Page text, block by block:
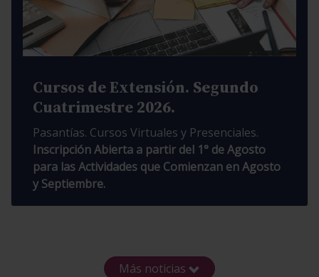
Cursos de Extensión. Segundo
Cuatrimestre 2026.
Pasantías. Cursos Virtuales y Presenciales.
Inscripción Abierta a partir del 1° de Agosto
para las Actividades que Comienzan en Agosto
y Septiembre.
Más noticias